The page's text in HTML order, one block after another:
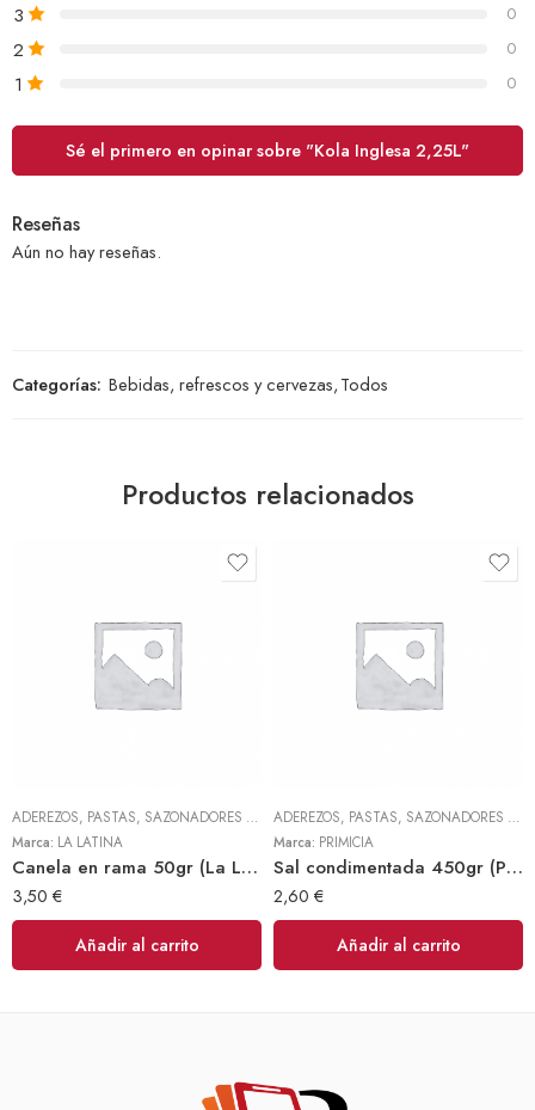
3 0
2 0
1 0
Sé el primero en opinar sobre "Kola Inglesa 2,25L"
Reseñas
Aún no hay reseñas.
Categorías: Bebidas, refrescos y cervezas,Todos
Productos relacionados
ADEREZOS, PASTAS, SAZONADORES Y CONDIMENTOS ,TODOS
Marca: LA LATINA
Canela en rama 50gr (La Latina)
3,50 €
Añadir al carrito
ADEREZOS, PASTAS, SAZONADORES Y CONDIMENTOS
Marca: PRIMICIA
Sal condimentada 450gr (Primicia)
2,60 €
Añadir al carrito